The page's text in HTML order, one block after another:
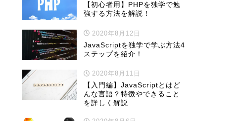
【初心者用】PHPを独学で勉
強する方法を解説！
2020年8月12日
JavaScriptを独学で学ぶ方法4
ステップを紹介！
2020年8月11日
【入門編】JavaScriptとはど
んな言語？特徴やできること
を詳しく解説